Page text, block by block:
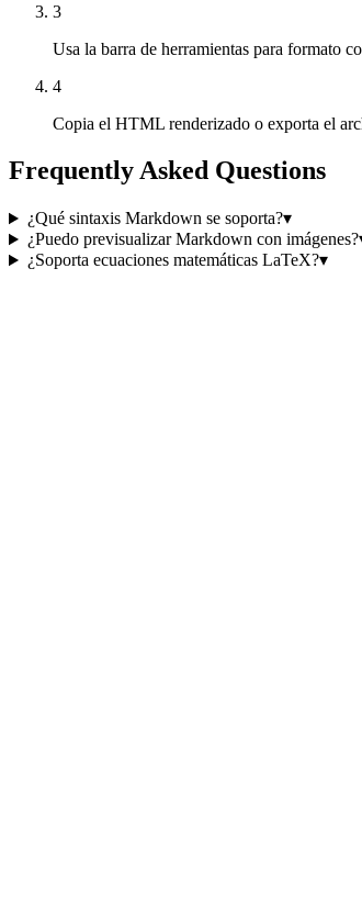
3
Usa la barra de herramientas para formato
4
Copia el HTML renderizado o exporta el
Frequently Asked Questions
¿Qué sintaxis Markdown se soporta?▾
¿Puedo previsualizar Markdown con imágenes?
¿Soporta ecuaciones matemáticas LaTeX?▾